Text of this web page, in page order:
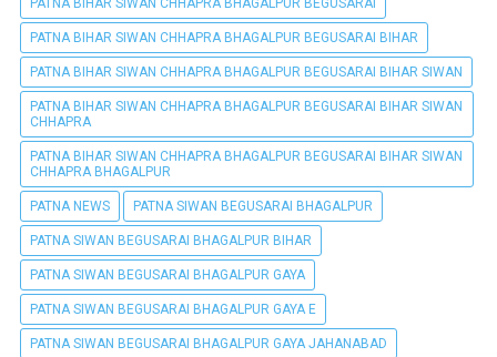
PATNA BIHAR SIWAN CHHAPRA BHAGALPUR BEGUSARAI
PATNA BIHAR SIWAN CHHAPRA BHAGALPUR BEGUSARAI BIHAR
PATNA BIHAR SIWAN CHHAPRA BHAGALPUR BEGUSARAI BIHAR SIWAN
PATNA BIHAR SIWAN CHHAPRA BHAGALPUR BEGUSARAI BIHAR SIWAN
CHHAPRA
PATNA BIHAR SIWAN CHHAPRA BHAGALPUR BEGUSARAI BIHAR SIWAN
CHHAPRA BHAGALPUR
PATNA NEWS PATNA SIWAN BEGUSARAI BHAGALPUR
PATNA SIWAN BEGUSARAI BHAGALPUR BIHAR
PATNA SIWAN BEGUSARAI BHAGALPUR GAYA
PATNA SIWAN BEGUSARAI BHAGALPUR GAYA E
PATNA SIWAN BEGUSARAI BHAGALPUR GAYA JAHANABAD